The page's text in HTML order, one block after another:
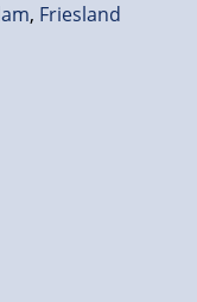
, Friesland